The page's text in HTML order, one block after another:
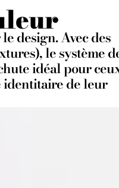
design. Avec des
le système
idéal pour
identitaire de leur